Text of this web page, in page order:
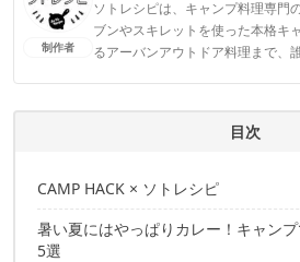
制作者
ソトレシピは、キャンプ料理専門
ブンやスキレットを使った本格キ
るアーバンアウトドア料理まで、
目次
CAMP HACK × ソトレシピ
暑い夏にはやっぱりカレー！キャン
5選